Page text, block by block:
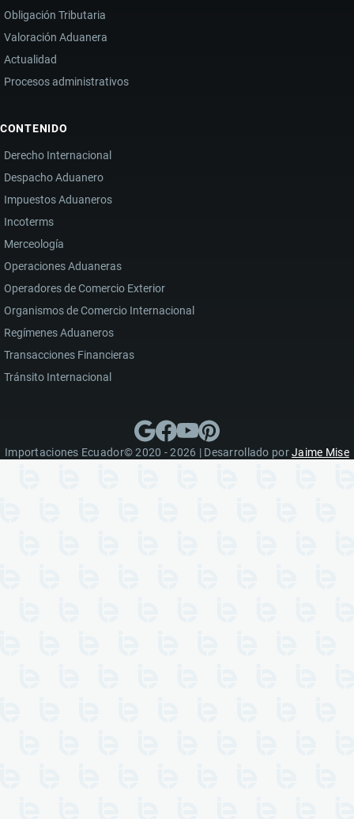
Obligación Tributaria
Valoración Aduanera
Actualidad
Procesos administrativos
CONTENIDO
Derecho Internacional
Despacho Aduanero
Impuestos Aduaneros
Incoterms
Merceología
Operaciones Aduaneras
Operadores de Comercio Exterior
Organismos de Comercio Internacional
Regímenes Aduaneros
Transacciones Financieras
Tránsito Internacional
Importaciones Ecuador© 2020 - 2026 | Desarrollado porJaime Mise